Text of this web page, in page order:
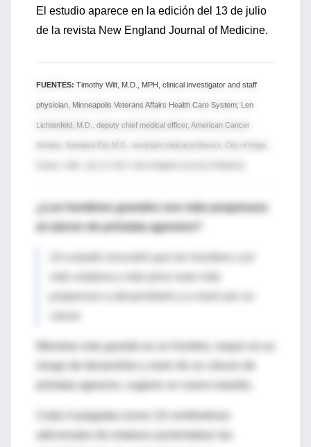
El estudio aparece en la edición del 13 de julio
de la revista New England Journal of Medicine.
FUENTES: Timothy Wilt, M.D., MPH, clinical investigator and staff
physician, Minneapolis Veterans Affairs Health Care System; Len
Lichtenfeld, M.D., deputy chief medical officer, American Cancer
Society; Sumanta Pal, M.D., assistant clinical professor, City of Hope,
¿Los hombres grandes son más propensos
al cáncer de próstata agresivo?
Mientras más grande es un hombre, mayor es su
riesgo de desarrollar y morir de un cáncer de
próstata agresivo, sugiere un nuevo estudio.
Cada 4 pulgadas (unos 10 centímetros)